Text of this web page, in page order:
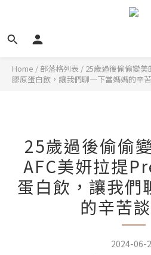
Home / 部落格列表 / 25歲過後偷偷變
膠原蛋白飲，讓我們聊一下當媽媽的辛
25歲過後偷偷
AFC美妍拉提
蛋白飲，讓我們
的辛苦
2024-06-